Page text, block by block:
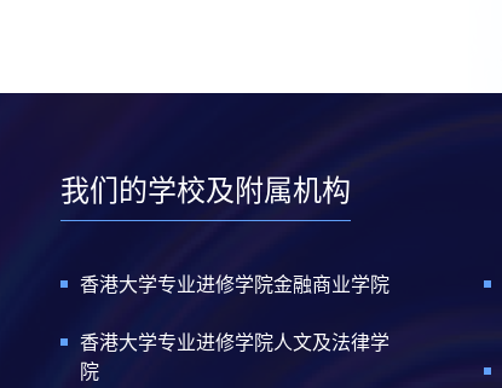
我们的学校及附属机构
香港大学专业进修学院金融商业学院
香港大学专业进修学院人文及法律学
院